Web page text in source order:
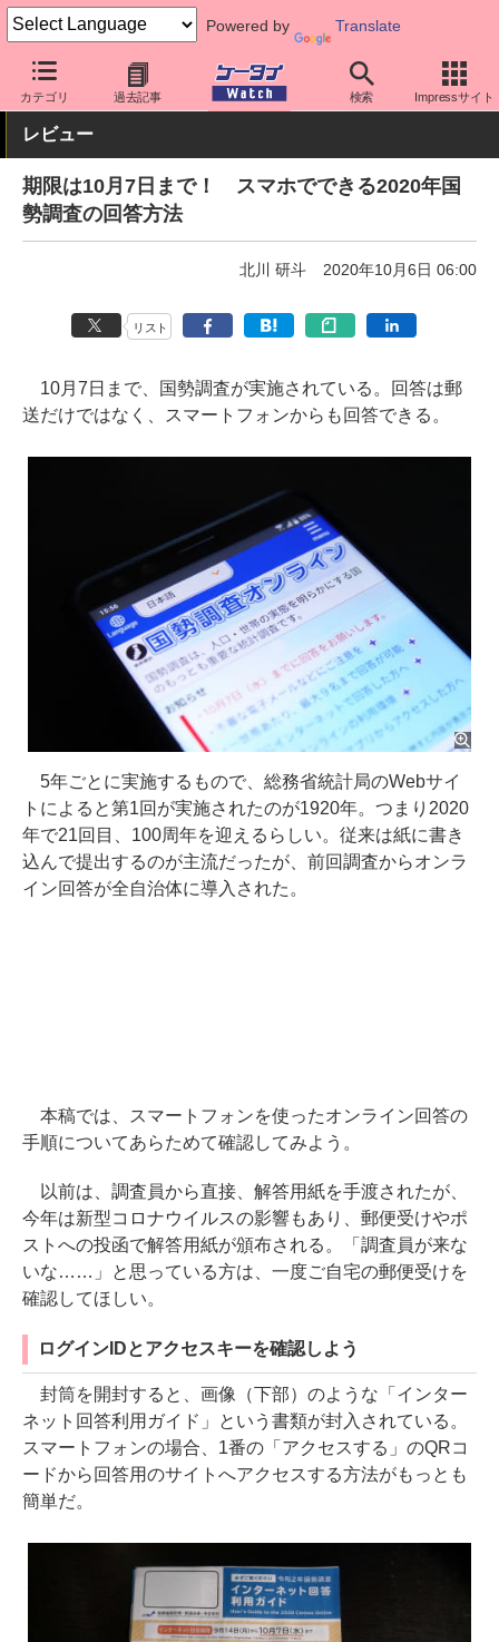
Powered by Translate
カテゴリ 過去記事 検索 Impressサイト
ケータイ Watch アプリ・サービス その他
レビュー
期限は10月7日まで！ スマホでできる2020年国
勢調査の回答方法
北川 研斗 2020年10月6日 06:00
リスト
10月7日まで、国勢調査が実施されている。回答は郵
送だけではなく、スマートフォンからも回答できる。
5年ごとに実施するもので、総務省統計局のWebサイ
トによると第1回が実施されたのが1920年。つまり2020
年で21回目、100周年を迎えるらしい。従来は紙に書き
込んで提出するのが主流だったが、前回調査からオンラ
イン回答が全自治体に導入された。
本稿では、スマートフォンを使ったオンライン回答の
手順についてあらためて確認してみよう。
以前は、調査員から直接、解答用紙を手渡されたが、
今年は新型コロナウイルスの影響もあり、郵便受けやポ
ストへの投函で解答用紙が頒布される。「調査員が来な
いな……」と思っている方は、一度ご自宅の郵便受けを
確認してほしい。
ログインIDとアクセスキーを確認しよう
封筒を開封すると、画像（下部）のような「インター
ネット回答利用ガイド」という書類が封入されている。
スマートフォンの場合、1番の「アクセスする」のQRコ
ードから回答用のサイトへアクセスする方法がもっとも
簡単だ。